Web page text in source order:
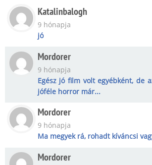
Katalinbalogh
9 hónapja
jó
Mordorer
9 hónapja
Egész jó film volt egyébként, de
jóféle horror már...
Mordorer
9 hónapja
Ma megyek rá, rohadt kíváncsi
Mordorer